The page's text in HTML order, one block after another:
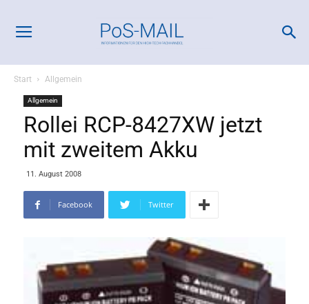
Start Allgemein
Allgemein
Rollei RCP-8427XW jetzt
mit zweitem Akku
11. August 2008
Facebook Twitter